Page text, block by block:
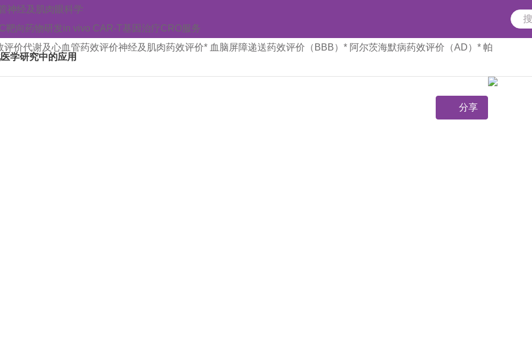
神经及肌肉 眼科学
靶向药物研发in vivo CAR-T基因治疗CRO服务
评价代谢及心血管药效评价神经及肌肉药效评价* 血脑屏障递送药效评价（BBB） * 阿尔茨海默病药效评价（AD） * 帕
学研究中的应用
分享